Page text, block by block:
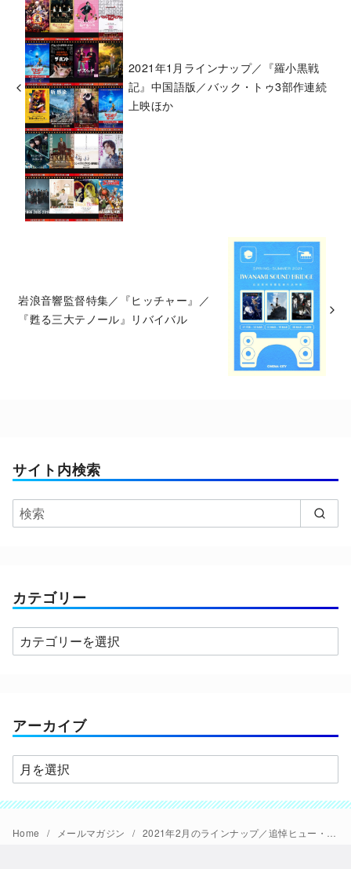
2021年1月ラインナップ／『羅小黒戦
記』中国語版／バック・トゥ3部作連続
上映ほか
岩浪音響監督特集／『ヒッチャー』／
『甦る三大テノール』リバイバル
サイト内検索
カテゴリー
カ
テ
ー
アーカイブ
ア
ー
カ
イ
Home メールマガジン 2021年2月のラインナップ／追悼ヒュー・キース＝バーン上映ほか